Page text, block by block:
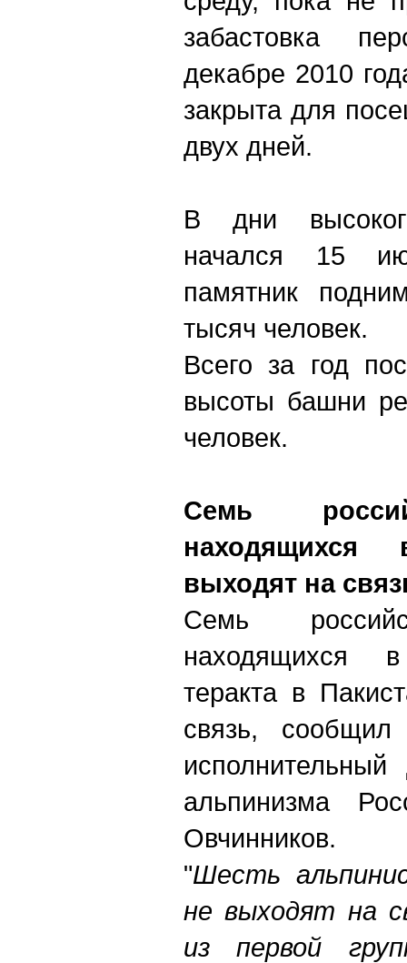
забастовка
декабре 2010
закрыта для
двух дней.
В дни
начался 15
памятник
тысяч человек.
Всего за год
высоты башни
человек.
Семь
выходят на
Семь
находящихся
теракта в
связь, сообщил
альпинизма
Овчинников.
"Шесть
не выходят на
из первой